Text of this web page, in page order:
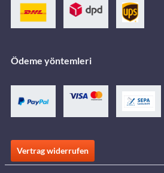
Ödeme yöntemleri
Vertrag widerrufen